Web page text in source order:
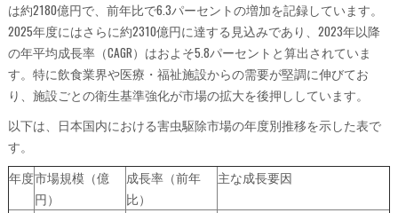
は約2180億円で、前年比で6.3パーセントの増加を記録しています。
2025年度にはさらに約2310億円に達する見込みであり、2023年以降
の年平均成長率（CAGR）はおよそ5.8パーセントと算出されていま
す。特に飲食業界や医療・福祉施設からの需要が堅調に伸びてお
り、施設ごとの衛生基準強化が市場の拡大を後押ししています。
以下は、日本国内における害虫駆除市場の年度別推移を示した表で
す。
年度市場規模（億
円）
成長率（前年
比）
主な成長要因